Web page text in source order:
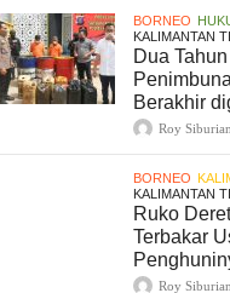
BORNEO
KALIMANTAN
Dua
Berakhir
Roy Siburian
BORNEO
KALIMANTAN
Ruko
Terbakar
Roy Siburian